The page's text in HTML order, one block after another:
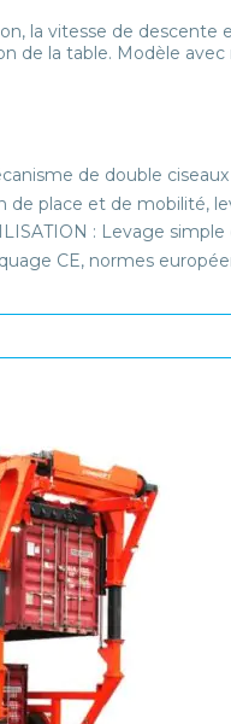
la vitesse de
de la table. Modèle
de double
de place et de mobilité,
: Levage
CE, normes